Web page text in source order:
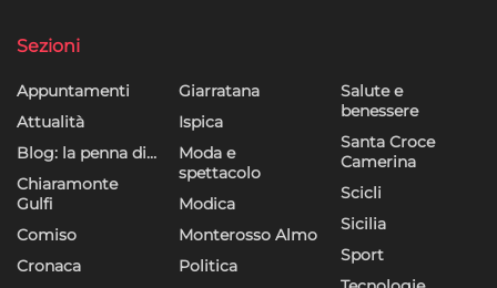
Sezioni
Appuntamenti
Attualità
Blog: la penna di…
Chiaramonte
Gulfi
Comiso
Cronaca
Giarratana
Ispica
Moda e
spettacolo
Modica
Monterosso Almo
Politica
Salute e
benessere
Santa Croce
Camerina
Scicli
Sicilia
Sport